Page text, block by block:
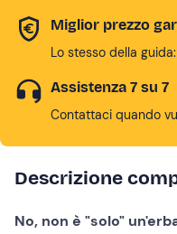
Miglior prezzo
Lo stesso della
Assistenza 7 su 7
Contattaci quando
Descrizione
No, non è "solo"